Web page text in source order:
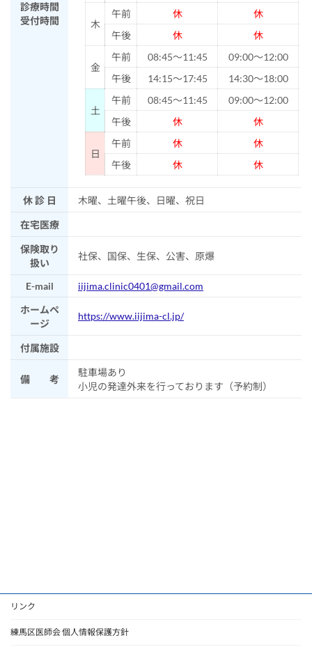
診療時間
受付時間
木
午前 休
休
午後
休 休
金
午前 08:45～11:45
09:00～12:00
午後
14:15～17:45 14:30～18:00
土
午前 08:45～11:45
09:00～12:00
午後
休 休
日
午前 休
休
午後
休 休
休 診 日 木曜、土曜午後、日曜、祝日
在宅医療
保険取り
扱い
社保、国保、生保、公害、原爆
E-mail
iijima.clinic0401@gmail.com
ホームペ
ージ
https://www.iijima-cl.jp/
付属施設
備 考
駐車場あり
小児の発達外来を行っております（予約制）
リンク
練馬区医師会 個人情報保護方針